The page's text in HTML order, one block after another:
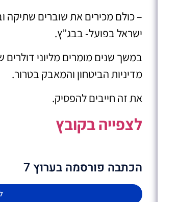
– כולם מכירים את שוברים שתיקה
ישראל בפועל- בבג”ץ.
במשך שנים מומרים מליוני
מדיניות הביטחון והמאבק בטרור.
את זה חייבים להפסיק.
לצפייה בקובץ
הכתבה פורסמה בערוץ 7